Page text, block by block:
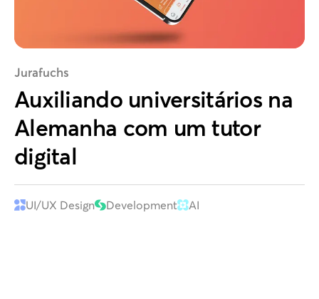
Jurafuchs
Auxiliando universitários na
Alemanha com um tutor
digital
UI/UX Design Development AI